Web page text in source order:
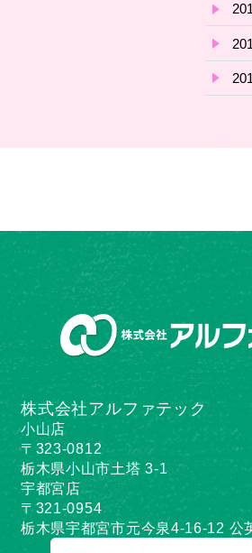
株式会社アルファテック
小山店
〒323-0812
栃木県小山市土塔 3-1
宇都宮店
〒321-0954
栃木県宇都宮市元今泉4-16-12 公